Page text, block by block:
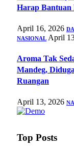
Harap Bantuan
April 16, 2026
NASIONAL April
Aroma Tak
Mandeg,
Ruangan
April 13, 2026
Top Posts